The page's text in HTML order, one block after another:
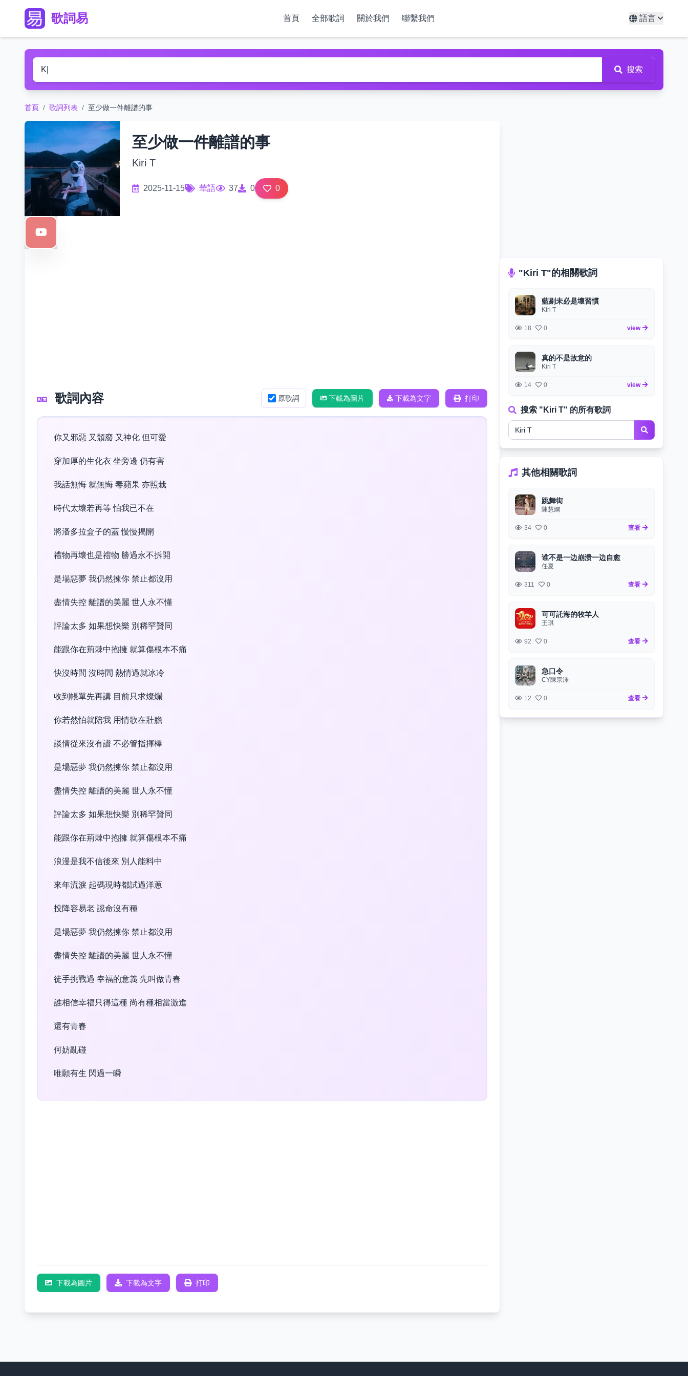
歌詞易 首頁 全部歌詞 關於我們 聯繫我們 語言
搜索
首頁 / 歌詞列表 / 至少做一件離譜的事
至少做一件離譜的事
Kiri T
2025-11-15 華語 37 0 0
歌詞內容 原歌詞 下載為圖片 下載為文字 打印
你又邪惡 又頹廢 又神化 但可愛
穿加厚的生化衣 坐旁邊 仍有害
我話無悔 就無悔 毒蘋果 亦照栽
時代太壞若再等 怕我已不在
將潘多拉盒子的蓋 慢慢揭開
禮物再壞也是禮物 勝過永不拆開
是場惡夢 我仍然揀你 禁止都沒用
盡情失控 離譜的美麗 世人永不懂
評論太多 如果想快樂 別稀罕贊同
能跟你在荊棘中抱擁 就算傷根本不痛
快沒時間 沒時間 熱情過就冰冷
收到帳單先再講 目前只求燦爛
你若然怕就陪我 用情歌在壯膽
談情從來沒有譜 不必管指揮棒
是場惡夢 我仍然揀你 禁止都沒用
盡情失控 離譜的美麗 世人永不懂
評論太多 如果想快樂 別稀罕贊同
能跟你在荊棘中抱擁 就算傷根本不痛
浪漫是我不信後來 別人能料中
來年流淚 起碼現時都試過洋蔥
投降容易老 認命沒有種
是場惡夢 我仍然揀你 禁止都沒用
盡情失控 離譜的美麗 世人永不懂
徒手挑戰過 幸福的意義 先叫做青春
誰相信幸福只得這種 尚有種相當激進
還有青春
何妨亂碰
唯願有生 閃過一瞬
下載為圖片 下載為文字 打印
"Kiri T"的相關歌詞
藍剔未必是壞習慣
Kiri T
18 0 view
真的不是故意的
Kiri T
14 0 view
搜索 "Kiri T" 的所有歌詞
其他相關歌詞
跳舞街
陳慧嫻
34 0 查看
谁不是一边崩溃一边自愈
任夏
311 0 查看
可可託海的牧羊人
王琪
92 0 查看
急口令
CY陳宗澤
12 0 查看